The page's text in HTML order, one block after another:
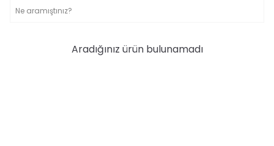
Aradığınız ürün bulunamadı